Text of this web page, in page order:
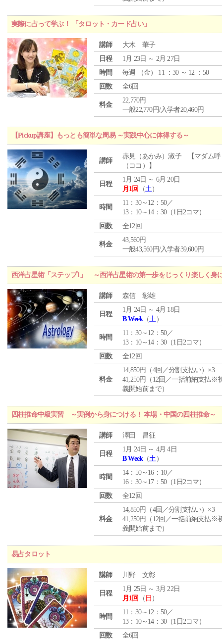
実際に占って学ぶ！ 「タロット・カード占い」
講師
大木 華子
日程
1月 23日 ～ 2月 27日
時間
毎週 （金） 11 ：30 ～ 12 ：50
回数
全6回
料金
22,770円
一般22,770円/入学者20,460円
【Pickup講座】もっとも簡単な周易 ～実践中心に体得する～
講師
赤見（あかみ）淑子 【マダム呼
（ココ）】
日程
1月 24日 ～ 6月 20日
月1回
（土）
時間
11：30～12：50／
13：10～14：30（1日2コマ）
回数
全12回
料金
43,560円
一般43,560円/入学者39,600円
西洋占星術「ステップ1」 ～西洋占星術の第一歩をじっくり楽しく身
講師 森信 彰雄
日程
1月 24日 ～ 4月 18日
B Week（土）
時間
11：30～12：50／
13：10～14：30（1日2コマ）
回数
全12回
料金
14,850円（4回／分割支払い）×3
41,250円（12回／一括前納支払※
義開始前まで）
四柱推命中級実習 ～実例から身につける！ 本場・中国の四柱推命～
講師 澤田 昌征
日程
1月 24日 ～ 4月 4日
B Week（土）
時間
14：50～16：10／
16：30～17：50（1日2コマ）
回数
全12回
料金
14,850円（4回／分割支払い）×3
41,250円（12回／一括前納支払※
義開始前まで）
易占タロット
講師 川野 文彰
日程
1月 25日 ～ 3月 22日
月1回
（ 日 ）
時間
11：30～12：50／
13：10～14：30（1日2コマ）
回数
全6回